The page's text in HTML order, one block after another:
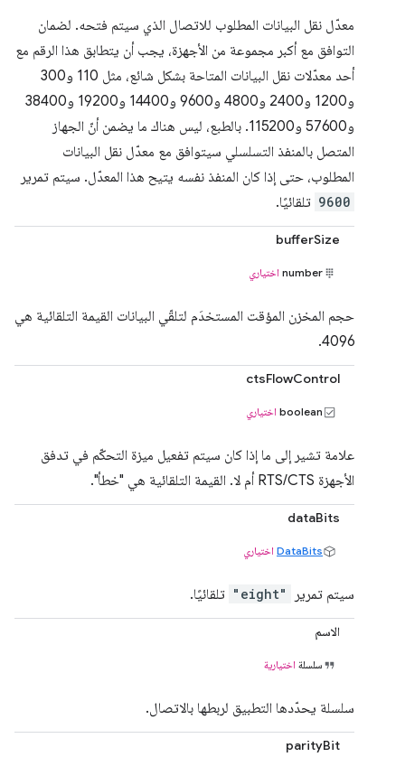
معدّل نقل البيانات المطلوب للاتصال الذي سيتم فتحه. لضمان
التوافق مع أكبر مجموعة من الأجهزة، يجب أن يتطابق هذا الرقم مع
أحد معدّلات نقل البيانات المتاحة بشكل شائع، مثل 110 و300
و1200 و2400 و4800 و9600 و14400 و19200 و38400
و57600 و115200. بالطبع، ليس هناك ما يضمن أنّ الجهاز
المتصل بالمنفذ التسلسلي سيتوافق مع معدّل نقل البيانات
المطلوب، حتى إذا كان المنفذ نفسه يتيح هذا المعدّل. سيتم تمرير
9600 تلقائيًا.
bufferSize
number اختياري
حجم المخزن المؤقت المستخدَم لتلقّي البيانات القيمة التلقائية هي
4096.
ctsFlowControl
boolean اختياري
علامة تشير إلى ما إذا كان سيتم تفعيل ميزة التحكّم في تدفق
الأجهزة RTS/CTS أم لا. القيمة التلقائية هي "خطأ".
dataBits
DataBits اختياري
سيتم تمرير "eight" تلقائيًا.
الاسم
سلسلة اختيارية
سلسلة يحدّدها التطبيق لربطها بالاتصال.
parityBit